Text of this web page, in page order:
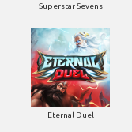
Superstar Sevens
Eternal Duel